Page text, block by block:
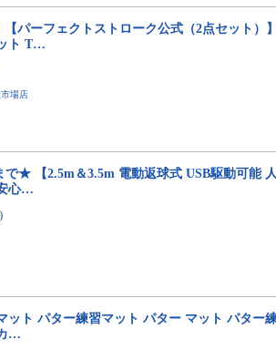
【パーフェクトストローク公式（2点セット）
ト T…
場店
★ 【2.5m＆3.5m 電動返球式 USB駆動可能
心…
ット パター練習マット パター マット パター
…